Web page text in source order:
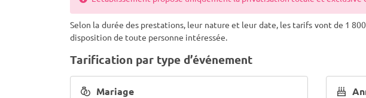
Selon la durée des prestations, leur nature et leur date, les tarifs vont de 1
disposition de toute personne intéressée.
Tarification par type d’événement
Mariage